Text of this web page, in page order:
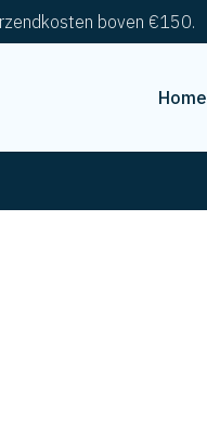
boven €150.
Home